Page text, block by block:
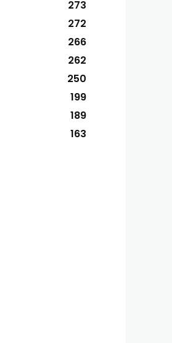
273
272
266
262
250
199
189
163